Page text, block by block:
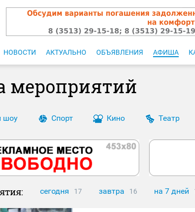
НОВОСТИ АКТУАЛЬНО ОБЪЯВЛЕНИЯ АФИША
мероприятий
шоу Спорт Кино Театр
сегодня 17 завтра 16 на 7 дней